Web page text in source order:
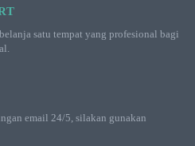
satu tempat yang profesional bagi
email 24/5, silakan gunakan